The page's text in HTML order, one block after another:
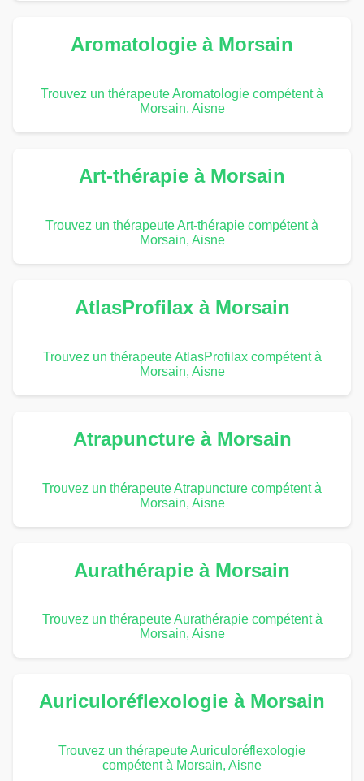
Aromatologie à Morsain
Trouvez un thérapeute Aromatologie compétent à
Morsain, Aisne
Art-thérapie à Morsain
Trouvez un thérapeute Art-thérapie compétent à
Morsain, Aisne
AtlasProfilax à Morsain
Trouvez un thérapeute AtlasProfilax compétent à
Morsain, Aisne
Atrapuncture à Morsain
Trouvez un thérapeute Atrapuncture compétent à
Morsain, Aisne
Aurathérapie à Morsain
Trouvez un thérapeute Aurathérapie compétent à
Morsain, Aisne
Auriculoréflexologie à Morsain
Trouvez un thérapeute Auriculoréflexologie
compétent à Morsain, Aisne